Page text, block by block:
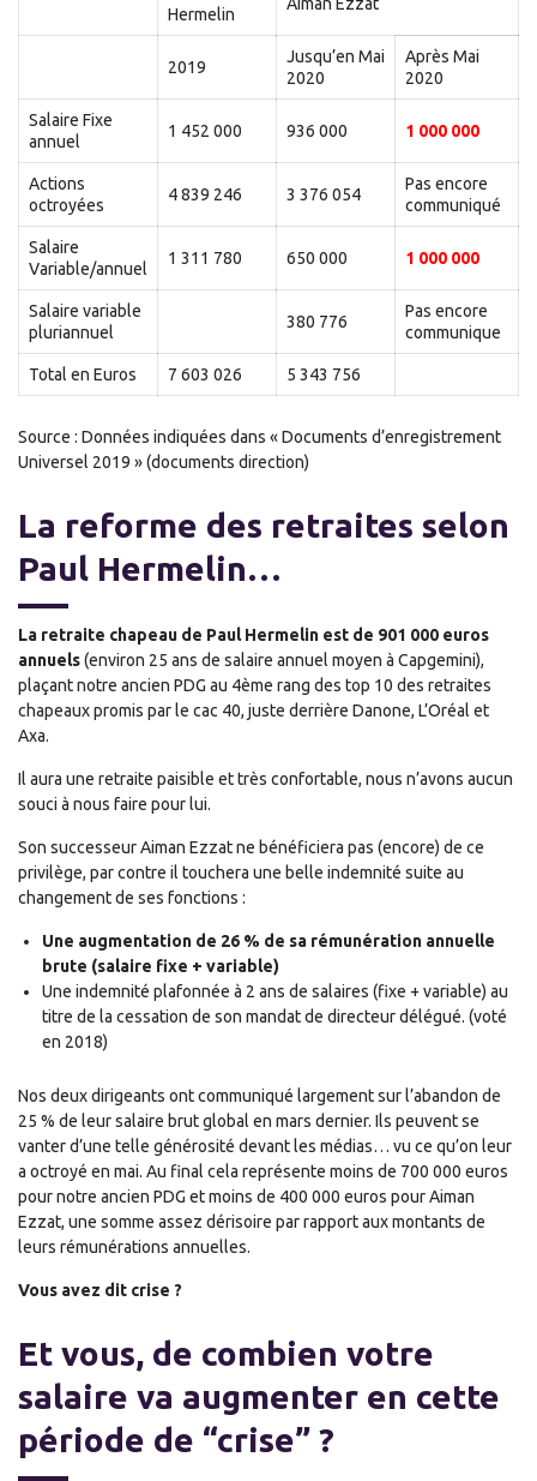
Hermelin
Aiman Ezzat
2019
Jusqu’en Mai
2020
Après Mai
2020
Salaire Fixe
annuel
1 452 000 936 000 1 000 000
Actions
octroyées
4 839 246 3 376 054
Pas encore
communiqué
Salaire
Variable/annuel
1 311 780 650 000 1 000 000
Salaire variable
pluriannuel
380 776
Pas encore
communique
Total en Euros 7 603 026 5 343 756
Source : Données indiquées dans « Documents d’enregistrement
Universel 2019 » (documents direction)
La reforme des retraites selon
Paul Hermelin…
La retraite chapeau de Paul Hermelin est de 901 000 euros
annuels(environ 25 ans de salaire annuel moyen à Capgemini),
plaçant notre ancien PDG au 4ème rang des top 10 des retraites
chapeaux promis par le cac 40, juste derrière Danone, L’Oréal et
Axa.
Il aura une retraite paisible et très confortable, nous n’avons aucun
souci à nous faire pour lui.
Son successeur Aiman Ezzat ne bénéficiera pas (encore) de ce
privilège, par contre il touchera une belle indemnité suite au
changement de ses fonctions :
Une augmentation de 26 % de sa rémunération annuelle
brute (salaire fixe + variable)
Une indemnité plafonnée à 2 ans de salaires (fixe + variable) au
titre de la cessation de son mandat de directeur délégué. (voté
en 2018)
Nos deux dirigeants ont communiqué largement sur l’abandon de
25 % de leur salaire brut global en mars dernier. Ils peuvent se
vanter d’une telle générosité devant les médias… vu ce qu’on leur
a octroyé en mai. Au final cela représente moins de 700 000 euros
pour notre ancien PDG et moins de 400 000 euros pour Aiman
Ezzat, une somme assez dérisoire par rapport aux montants de
leurs rémunérations annuelles.
Vous avez dit crise ?
Et vous, de combien votre
salaire va augmenter en cette
période de “crise” ?